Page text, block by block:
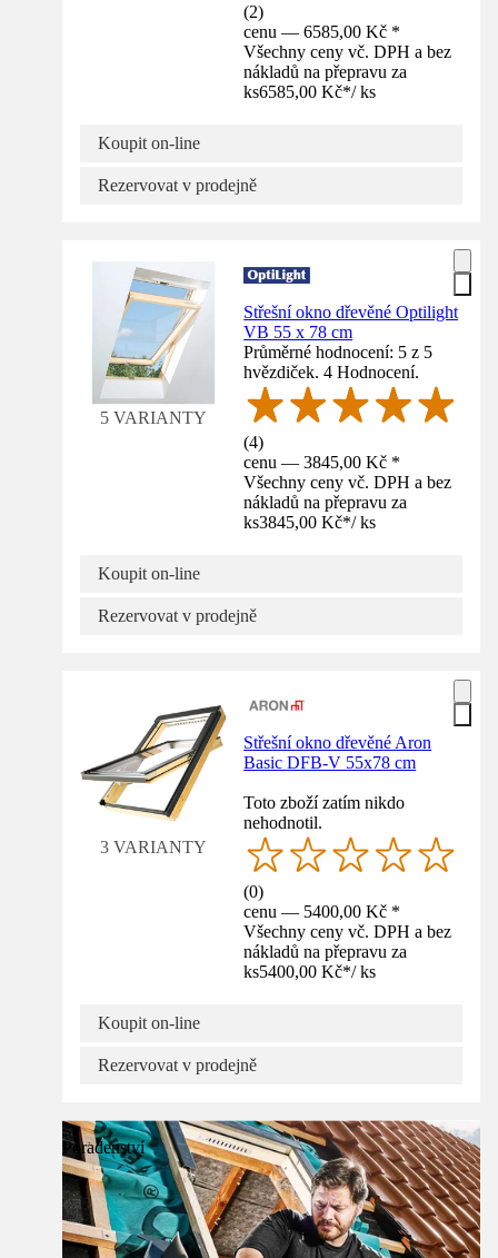
(2)
cenu — 6585,00 Kč *
Všechny ceny vč. DPH a bez
nákladů na přepravu za
ks6585,00 Kč*/ ks
Koupit on-line
Rezervovat v prodejně
5 VARIANTY
Střešní okno dřevěné Optilight
VB 55 x 78 cm
Průměrné hodnocení: 5 z 5
hvězdiček. 4 Hodnocení.
(4)
cenu — 3845,00 Kč *
Všechny ceny vč. DPH a bez
nákladů na přepravu za
ks3845,00 Kč*/ ks
Koupit on-line
Rezervovat v prodejně
3 VARIANTY
Střešní okno dřevěné Aron
Basic DFB-V 55x78 cm
Toto zboží zatím nikdo
nehodnotil.
(0)
cenu — 5400,00 Kč *
Všechny ceny vč. DPH a bez
nákladů na přepravu za
ks5400,00 Kč*/ ks
Koupit on-line
Rezervovat v prodejně
Poradenství